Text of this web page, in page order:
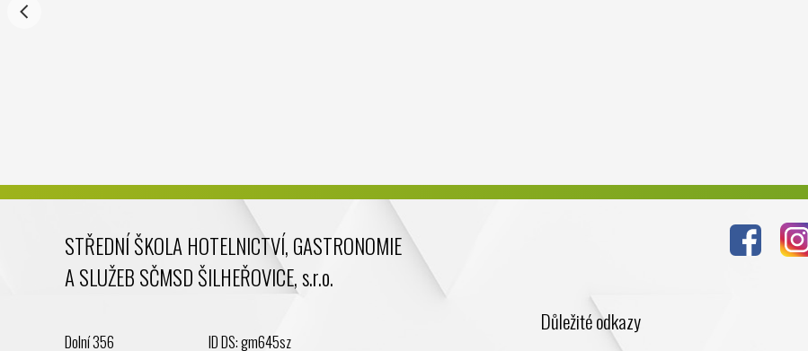
STŘEDNÍ ŠKOLA HOTELNICTVÍ, GASTRONOMIE
A SLUŽEB SČMSD ŠILHEŘOVICE, s.r.o.
Dolní 356 ID DS: gm645sz
Důležité odkazy